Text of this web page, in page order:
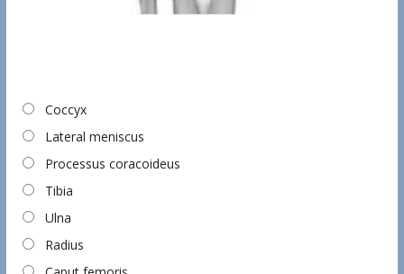
Coccyx
Lateral meniscus
Processus coracoideus
Tibia
Ulna
Radius